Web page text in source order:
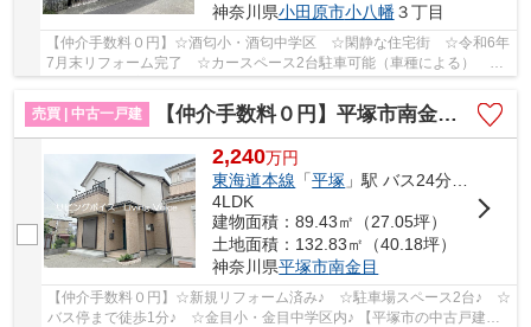
神奈川県小田原市小八幡３丁目
【仲介手数料０円】☆酒匂小・酒匂中学区 ☆閑静な住宅街 ☆令和6年
7月末リフォーム完了 ☆カースペース2台駐車可能（車種による） ☆
売買 | 中古一戸建
【仲介手数料０円】平塚市南金目 中古一戸建て
2,240万円
東海道本線 「平塚 」駅 バス24分 「バス停」 停歩1分
4LDK
建物面積：89.43㎡（27.05坪）
土地面積：132.83㎡（40.18坪）
神奈川県平塚市南金目
【仲介手数料０円】☆新規リフォーム済み♪ ☆駐車場スペース2台♪ ☆
バス停まで徒歩1分♪ ☆金目小・金目中学区内♪ 【平塚市の中古戸建て